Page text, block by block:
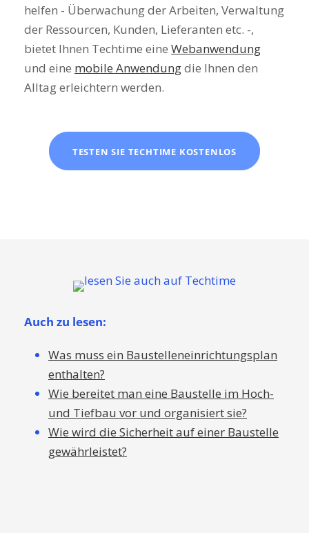
helfen - Überwachung der Arbeiten, Verwaltung
der Ressourcen, Kunden, Lieferanten etc. -,
bietet Ihnen Techtime eine Webanwendung
und eine mobile Anwendungdie Ihnen den
Alltag erleichtern werden.
TESTEN SIE TECHTIME KOSTENLOS
Auch zu lesen:
Was muss ein Baustelleneinrichtungsplan
enthalten?
Wie bereitet man eine Baustelle im Hoch-
und Tiefbau vor und organisiert sie?
Wie wird die Sicherheit auf einer Baustelle
gewährleistet?